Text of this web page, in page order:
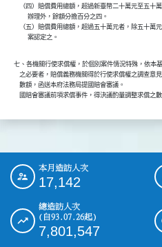
（四）賠償費用總額，超過新臺幣二十萬元至五十
          辦理外，餘額分擔百分之四。
（五）賠償費用總額，超過五十萬元者，除五十萬
          案認定之。
七、各機關行使求償權，於個別案件情況特殊，依本
之必要者，賠償義務機關得於行使求償權之調查意
    數額，函送本府法務局提國賠會審議。
國賠會審議前項求償事件，得決議酌量調整求償之數
::: 本月造訪人次
17,142
總造訪人次
(自93.07.26起)
7,801,547